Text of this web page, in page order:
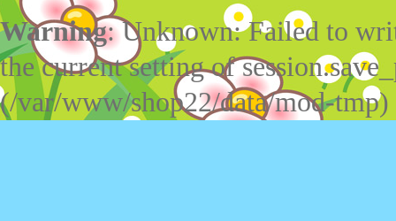
Warning: Unknown: Failed to
the current setting of
(/var/www/shop22/data/mod-